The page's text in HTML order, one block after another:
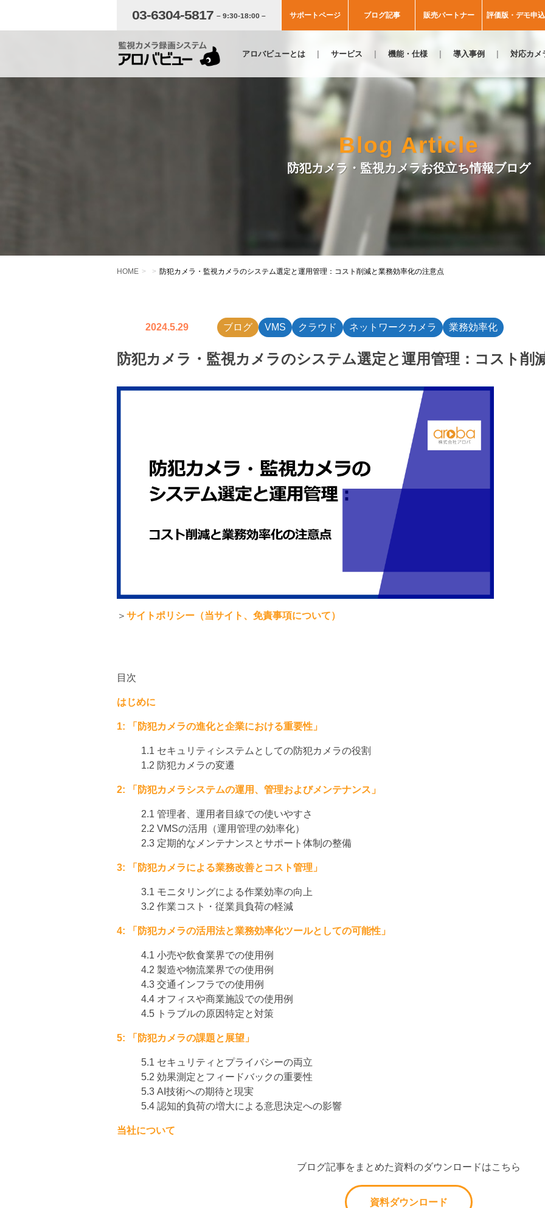
03-6304-5817 – 9:30-18:00 – サポートページ ブログ記事 販売パートナー 評価版・デモ申込
アロバビューとは サービス 機能・仕様 導入事例 対応カメ
Blog Article
防犯カメラ・監視カメラお役立ち情報ブログ
HOME 防犯カメラ・監視カメラのシステム選定と運用管理：コスト削減と業務効率化の注意点
2024.5.29 ブログ VMS クラウド ネットワークカメラ 業務効率化
防犯カメラ・監視カメラのシステム選定と運用管理：コスト削
＞ サイトポリシー（当サイト、免責事項について）
目次
はじめに
1: 「防犯カメラの進化と企業における重要性」
1.1 セキュリティシステムとしての防犯カメラの役割
1.2 防犯カメラの変遷
2: 「防犯カメラシステムの運用、管理およびメンテナンス」
2.1 管理者、運用者目線での使いやすさ
2.2 VMSの活用（運用管理の効率化）
2.3 定期的なメンテナンスとサポート体制の整備
3: 「防犯カメラによる業務改善とコスト管理」
3.1 モニタリングによる作業効率の向上
3.2 作業コスト・従業員負荷の軽減
4: 「防犯カメラの活用法と業務効率化ツールとしての可能性」
4.1 小売や飲食業界での使用例
4.2 製造や物流業界での使用例
4.3 交通インフラでの使用例
4.4 オフィスや商業施設での使用例
4.5 トラブルの原因特定と対策
5: 「防犯カメラの課題と展望」
5.1 セキュリティとプライバシーの両立
5.2 効果測定とフィードバックの重要性
5.3 AI技術への期待と現実
5.4 認知的負荷の増大による意思決定への影響
当社について
ブログ記事をまとめた資料のダウンロードはこちら
資料ダウンロード